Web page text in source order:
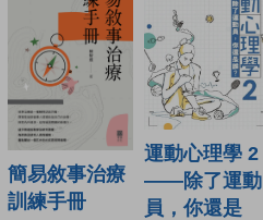
簡易敘事治療
訓練手冊
運動心理學 2
——除了運動
員，你還是